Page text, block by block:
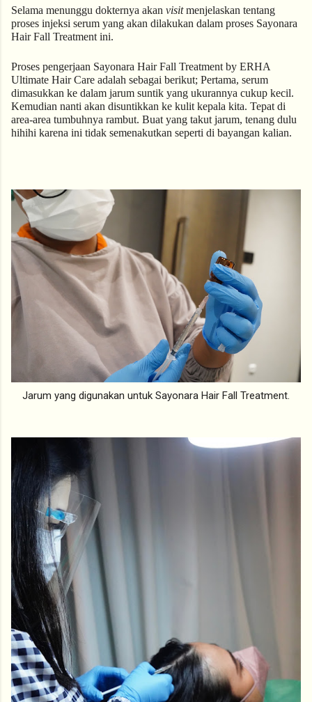
Selama menunggu dokternya akan visit menjelaskan tentang
proses injeksi serum yang akan dilakukan dalam proses Sayonara
Hair Fall Treatment ini.
Proses pengerjaan Sayonara Hair Fall Treatment by ERHA
Ultimate Hair Care adalah sebagai berikut; Pertama, serum
dimasukkan ke dalam jarum suntik yang ukurannya cukup kecil.
Kemudian nanti akan disuntikkan ke kulit kepala kita. Tepat di
area-area tumbuhnya rambut. Buat yang takut jarum, tenang dulu
hihihi karena ini tidak semenakutkan seperti di bayangan kalian.
Jarum yang digunakan untuk Sayonara Hair Fall Treatment.